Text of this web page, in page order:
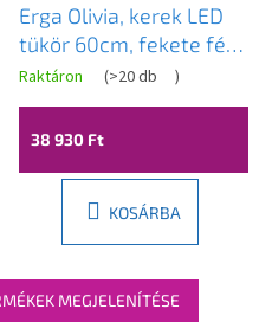
Erga Olivia, kerek LED
tükör 60cm, fekete fém
keret, 1380 lm, 6500K,
ERG-V01-202-6060-BK
Raktáron (>20 db )
38 930 Ft
KOSÁRBA
MEGJELENÍTÉSE